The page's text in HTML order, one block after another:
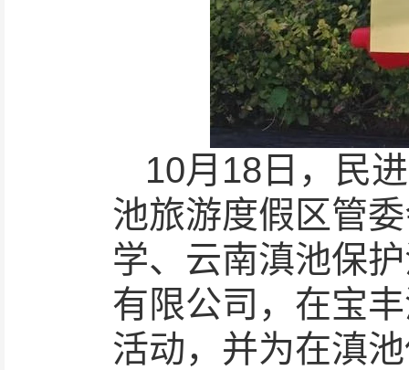
10月18日，民
池旅游度假区管
学、云南滇池保
有限公司，在宝
活动，并为在滇